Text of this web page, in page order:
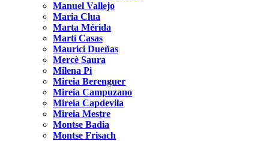
Manuel Vallejo
Maria Clua
Marta Mérida
Martí Casas
Maurici Dueñas
Mercè Saura
Milena Pi
Mireia Berenguer
Mireia Campuzano
Mireia Capdevila
Mireia Mestre
Montse Badia
Montse Frisach